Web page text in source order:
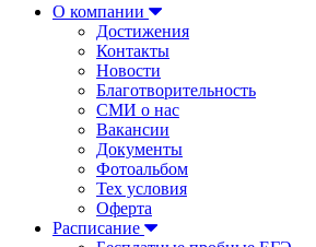
О компании
Достижения
Контакты
Новости
Благотворительность
СМИ о нас
Вакансии
Документы
Фотоальбом
Тех условия
Оферта
Расписание